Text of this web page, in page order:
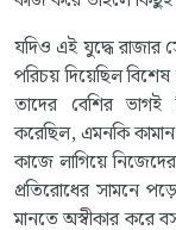
যদিও এই যুদ্ধে রাজার
পরিচয় দিয়েছিল
তাদের বেশির
করেছিল, এমনকি কামান
কাজে লাগিয়ে
প্রতিরোধের সামনে
মানতে অস্বীকার করে